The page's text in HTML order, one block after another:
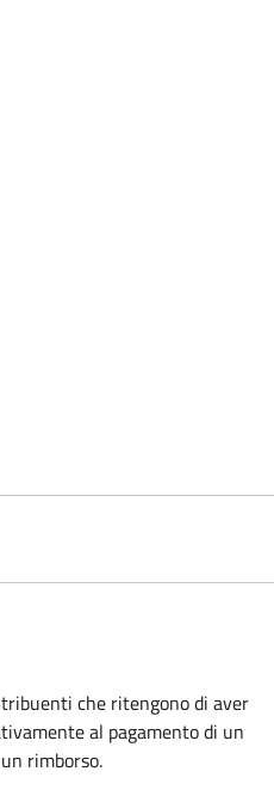
che ritengono di aver
al pagamento di un
rimborso.